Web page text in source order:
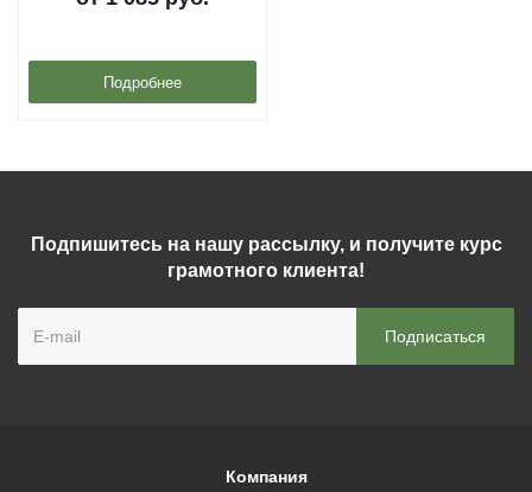
Подробнее
Подпишитесь на нашу рассылку, и получите курс
грамотного клиента!
Компания